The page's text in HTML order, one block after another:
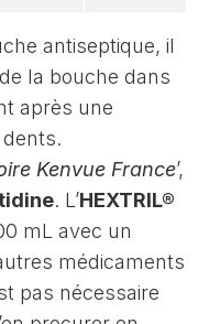
antiseptique, il
la bouche dans
après une
Kenvue France’,
. L’HEXTRIL®
mL avec un
médicaments
pas nécessaire